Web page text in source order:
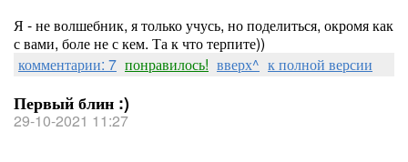
Я - не волшебник, я только учусь, но поделиться, окромя как
с вами, боле не с кем. Та к что терпите))
комментарии: 7 понравилось! вверх^ к полной версии
Первый блин :)
29-10-2021 11:27